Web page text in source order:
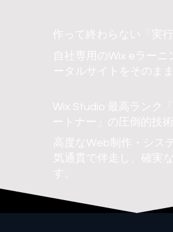
作って終わらない「実
自社専用のWix eラーニ
ータルサイトをそのま
Wix Studio 最高ランク
ートナー」の圧倒的技
高度なWeb制作・シス
気通貫で伴走し、確実
す。